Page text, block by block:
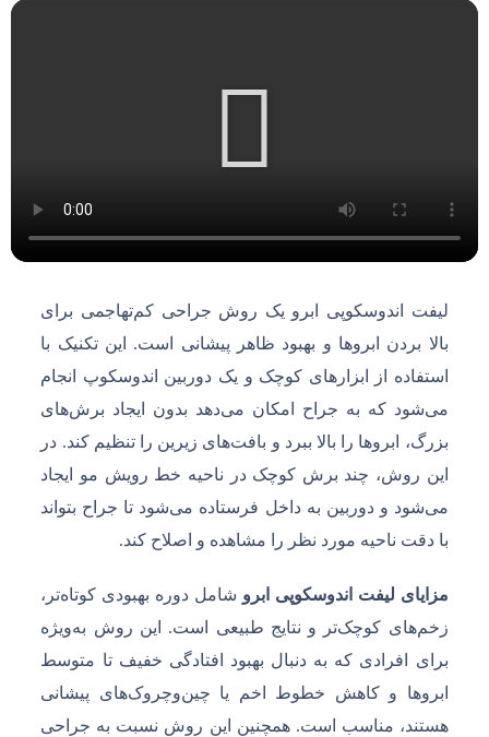
لیفت اندوسکوپی ابرو یک روش جراحی کم‌تهاجمی برای
بالا بردن ابروها و بهبود ظاهر پیشانی است. این تکنیک با
استفاده از ابزارهای کوچک و یک دوربین اندوسکوپ انجام
می‌شود که به جراح امکان می‌دهد بدون ایجاد برش‌های
بزرگ، ابروها را بالا ببرد و بافت‌های زیرین را تنظیم کند. در
این روش، چند برش کوچک در ناحیه خط رویش مو ایجاد
می‌شود و دوربین به داخل فرستاده می‌شود تا جراح بتواند
با دقت ناحیه مورد نظر را مشاهده و اصلاح کند.
مزایای لیفت اندوسکوپی ابرو شامل دوره بهبودی کوتاه‌تر،
زخم‌های کوچک‌تر و نتایج طبیعی است. این روش به‌ویژه
برای افرادی که به دنبال بهبود افتادگی خفیف تا متوسط
ابروها و کاهش خطوط اخم یا چین‌وچروک‌های پیشانی
هستند، مناسب است. همچنین این روش نسبت به جراحی